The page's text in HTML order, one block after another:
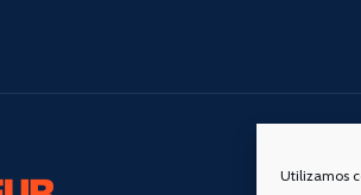
Utilizamos